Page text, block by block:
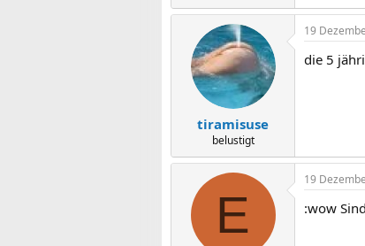
tiramisuse
belustigt
19
die 5
E
19
:wow